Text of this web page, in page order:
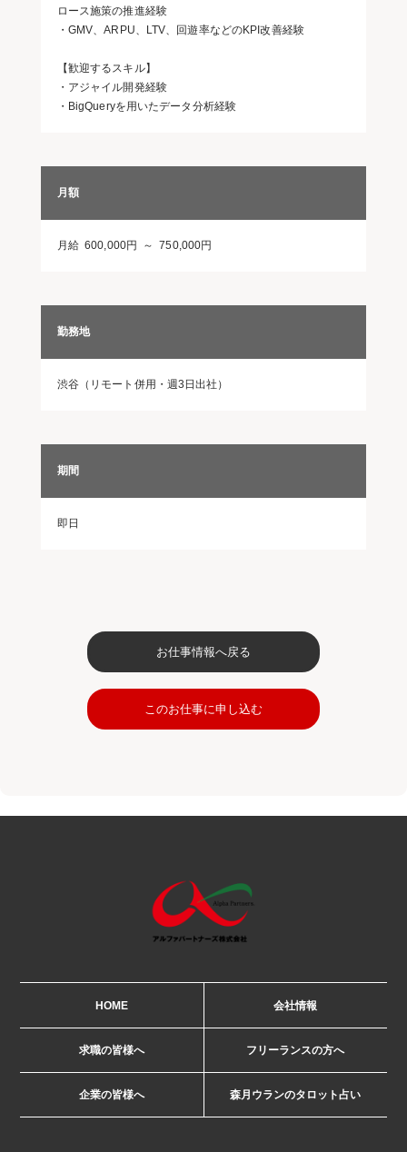
ロース施策の推進経験
・GMV、ARPU、LTV、回遊率などのKPI改善経験
【歓迎するスキル】
・アジャイル開発経験
・BigQueryを用いたデータ分析経験
月額
月給 600,000円 ～ 750,000円
勤務地
渋谷（リモート併用・週3日出社）
期間
即日
お仕事情報へ戻る
このお仕事に申し込む
HOME 会社情報
求職の皆様へ フリーランスの方へ
企業の皆様へ 森月ウランのタロット占い